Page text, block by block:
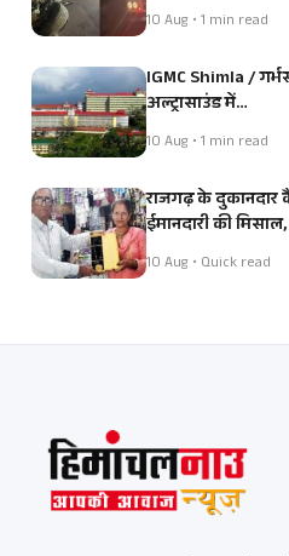
10 Aug • 1 min read
IGMC Shimla /
अल्ट्रासाउंड में…
10 Aug • 1 min read
राजगढ़ के
ईमानदारी की
10 Aug • Quick read